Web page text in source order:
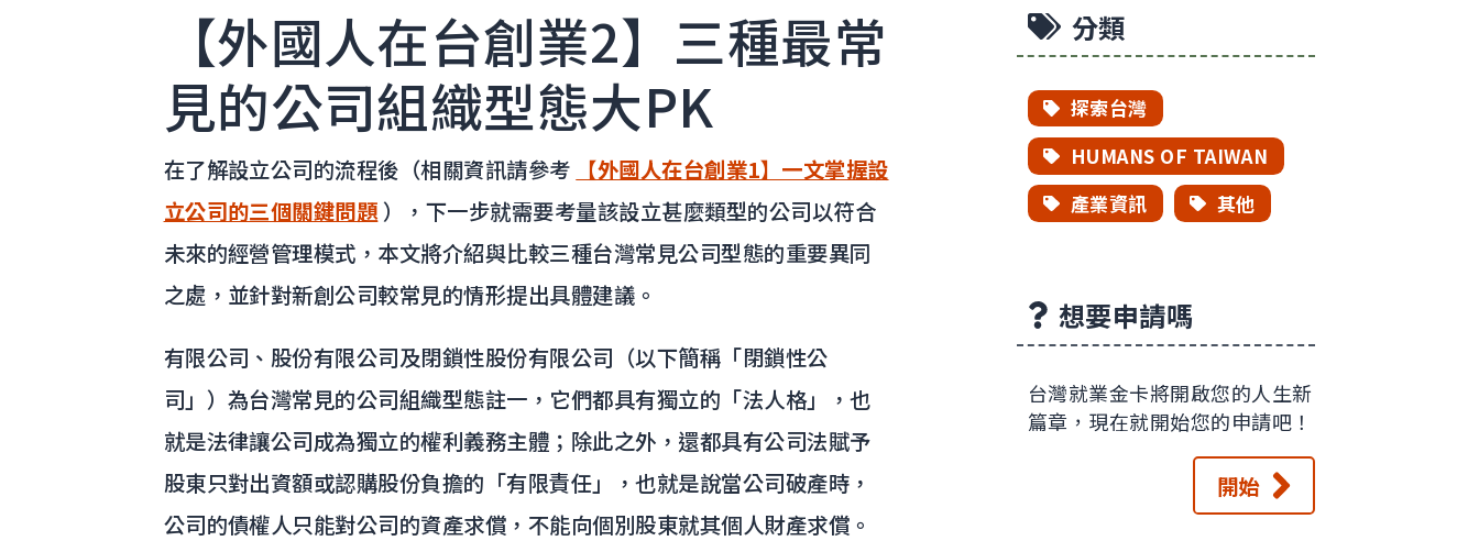
【外國人在台創業2】三種最常
見的公司組織型態大PK
在了解設立公司的流程後（相關資訊請參考 【外國人在台創業1】一文掌握設
立公司的三個關鍵問題），下一步就需要考量該設立甚麼類型的公司以符合
未來的經營管理模式，本文將介紹與比較三種台灣常見公司型態的重要異同
之處，並針對新創公司較常見的情形提出具體建議。
有限公司、股份有限公司及閉鎖性股份有限公司（以下簡稱「閉鎖性公
司」）為台灣常見的公司組織型態註一，它們都具有獨立的「法人格」，也
就是法律讓公司成為獨立的權利義務主體；除此之外，還都具有公司法賦予
股東只對出資額或認購股份負擔的「有限責任」，也就是說當公司破產時，
公司的債權人只能對公司的資產求償，不能向個別股東就其個人財產求償。
分類
探索台灣
HUMANS OF TAIWAN
產業資訊
其他
想要申請嗎
台灣就業金卡將開啟您的人生新
篇章，現在就開始您的申請吧！
開始